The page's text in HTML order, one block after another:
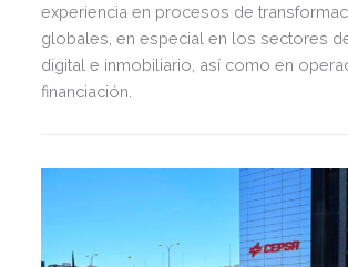
experiencia en procesos de
globales, en especial en los sectores
digital e inmobiliario, así como en
financiación.